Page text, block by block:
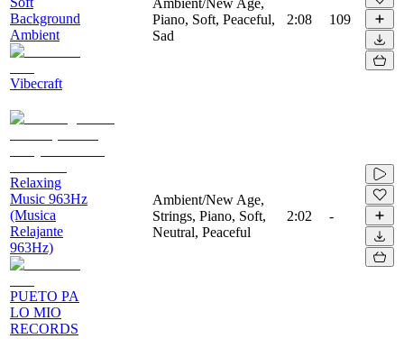
Background
Ambient
Vibecraft
Piano, Soft, Peaceful,
Sad
2:08 109
Relaxing
Music 963Hz
(Musica
Relajante
963Hz)
PUETO PA
LO MIO
RECORDS
Ambient/New Age,
Strings, Piano, Soft,
Neutral, Peaceful
2:02 -